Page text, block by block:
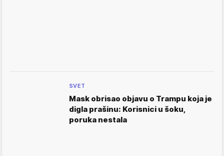
SVET
Mask obrisao objavu o Trampu koja je
digla prašinu: Korisnici u šoku,
poruka nestala